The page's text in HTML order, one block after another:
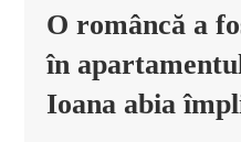
O româncă a
în
Ioana abia